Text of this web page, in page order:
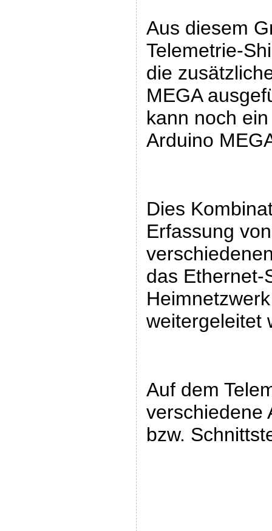
Aus diesem
Telemetrie-
die
MEGA
kann noch
Arduino
Dies
Erfassung
das Ethernet-
weitergeleitet
Auf dem
verschiedene
bzw.